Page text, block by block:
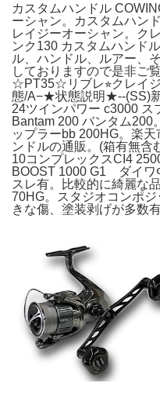
カスタムハンドル
ーシャン。カスタムハン
レイジーオーシャン。ク
ンク130 カスタムハンド
ル、ハンドル、ルアー、
しておりますので是非
☆PT35☆リブレ⭐︎クレイ
態/A−★状態説明★--(SS)新
24ツインパワー c3000 ス
Bantam 200 バンタム200
ップラーbb 200HG。楽
ンドルの通販。(箱有無含
10コンプレックスCI4
BOOST 1000 G1 ダイワ
スレ有。比較的に綺麗な
70HG。スタジオコンポ
きな傷、塗装剥げが多数有